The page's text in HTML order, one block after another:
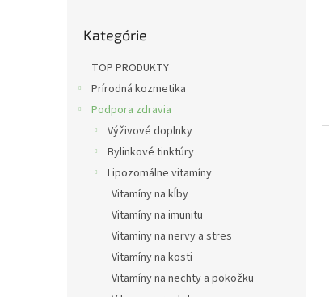
kategórie
Kategórie
TOP PRODUKTY
Prírodná kozmetika
Podpora zdravia
Výživové doplnky
Bylinkové tinktúry
Lipozomálne vitamíny
Vitamíny na kĺby
Vitamíny na imunitu
Vitaminy na nervy a stres
Vitamíny na kosti
Vitamíny na nechty a pokožku